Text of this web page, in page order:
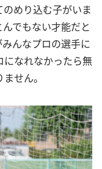
めり込む子がいま
でもない才能だと
んなプロの選手に
なれなかったら無
せん。